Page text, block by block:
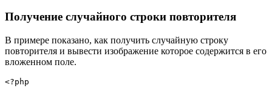
Получение случайного строки повторителя
В примере показано, как получить случайную строку
повторителя и вывести изображение которое содержится в его
вложенном поле.
<?php